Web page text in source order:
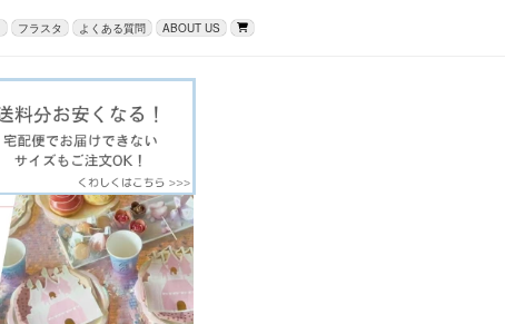
フラスタ よくある質問 ABOUT US